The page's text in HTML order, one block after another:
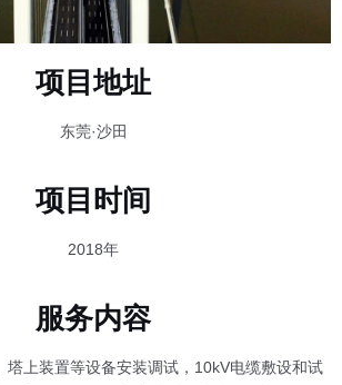
项目地址
东莞·沙田
项目时间
2018年
服务内容
塔上装置等设备安装调试，10kV电缆敷设和试